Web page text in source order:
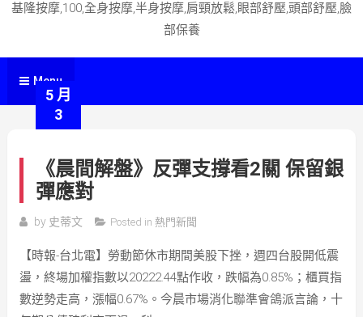
基隆按摩,100,全身按摩,半身按摩,肩頸放鬆,眼部舒壓,頭部舒壓,臉
部保養
Menu
5 月
3
《晨間解盤》反彈支撐看2關 保留銀
彈應對
by 史蒂文 Posted in 熱門新聞
【時報-台北電】勞動節休市期間美股下挫，週四台股開低震
盪，終場加權指數以20222.44點作收，跌幅為0.85%；櫃買指
數逆勢走高，漲幅0.67%。今晨市場消化聯準會鴿派言論，十